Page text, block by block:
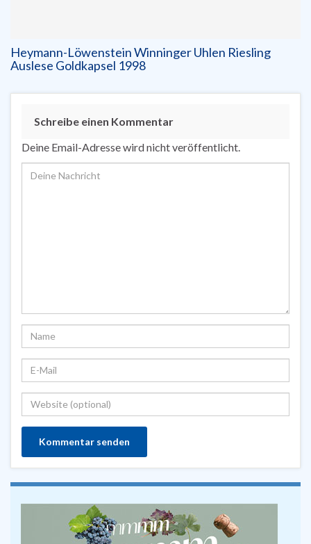
Heymann-Löwenstein Winninger Uhlen Riesling
Auslese Goldkapsel 1998
Schreibe einen Kommentar
Deine Email-Adresse wird nicht veröffentlicht.